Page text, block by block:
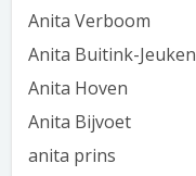
Anita Verboom
Anita Buitink-Jeuken
Anita Hoven
Anita Bijvoet
anita prins